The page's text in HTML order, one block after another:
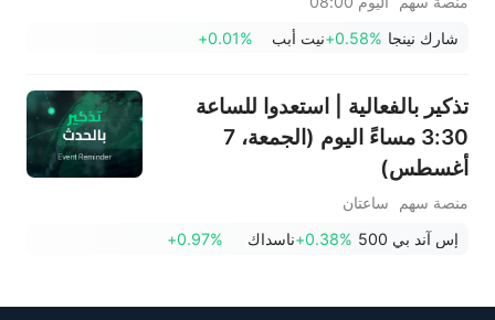
الأجهزة المنزلية انتعاشًا ملحوظًا - لا
شارك نينجا +0.58%نيت أبب +0.01%
تذكير بالفعالية | استعدوا للساعة
3:30 مساءً اليوم (الجمعة، 7
أغسطس)
منصة سهم
ساعتان
إس آند بي 500
+0.38%ناسداك +0.97%